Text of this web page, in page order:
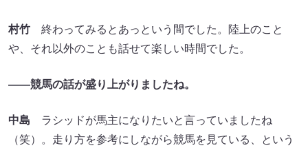
村竹 終わってみるとあっという間でした。陸上のこと
や、それ以外のことも話せて楽しい時間でした。
――競馬の話が盛り上がりましたね。
中島 ラシッドが馬主になりたいと言っていましたね
（笑）。走り方を参考にしながら競馬を見ている、という